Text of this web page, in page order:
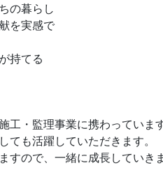
の暮らし
を実感で
持てる
・監理事業に携わっています
も活躍していただきます。
ので、一緒に成長していき